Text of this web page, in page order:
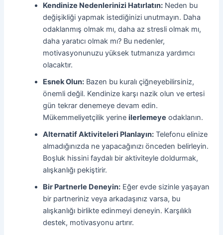
Kendinize Nedenlerinizi Hatırlatın: Neden bu
değişikliği yapmak istediğinizi unutmayın. Daha
odaklanmış olmak mı, daha az stresli olmak mı,
daha yaratıcı olmak mı? Bu nedenler,
motivasyonunuzu yüksek tutmanıza yardımcı
olacaktır.
Esnek Olun: Bazen bu kuralı çiğneyebilirsiniz,
önemli değil. Kendinize karşı nazik olun ve ertesi
gün tekrar denemeye devam edin.
Mükemmeliyetçilik yerineilerlemeye odaklanın.
Alternatif Aktiviteleri Planlayın: Telefonu elinize
almadığınızda ne yapacağınızı önceden belirleyin.
Boşluk hissini faydalı bir aktiviteyle doldurmak,
alışkanlığı pekiştirir.
Bir Partnerle Deneyin: Eğer evde sizinle yaşayan
bir partneriniz veya arkadaşınız varsa, bu
alışkanlığı birlikte edinmeyi deneyin. Karşılıklı
destek, motivasyonu artırır.